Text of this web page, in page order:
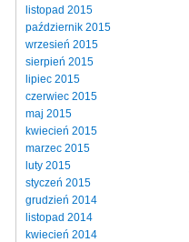
listopad 2015
październik 2015
wrzesień 2015
sierpień 2015
lipiec 2015
czerwiec 2015
maj 2015
kwiecień 2015
marzec 2015
luty 2015
styczeń 2015
grudzień 2014
listopad 2014
kwiecień 2014